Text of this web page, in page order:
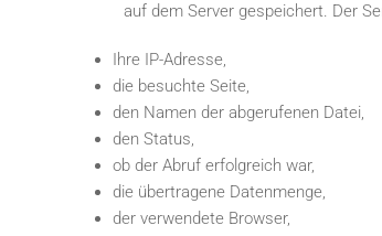
auf dem Server gespeichert. Der
Ihre IP-Adresse,
die besuchte Seite,
den Namen der abgerufenen Datei,
den Status,
ob der Abruf erfolgreich war,
die übertragene Datenmenge,
der verwendete Browser,